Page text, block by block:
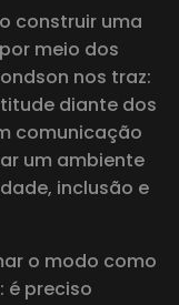
construir uma
meio dos
nos traz:
diante dos
comunicação
um ambiente
inclusão e
o modo como
é preciso